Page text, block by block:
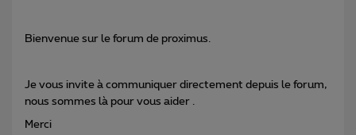
Bienvenue sur le forum de proximus.
Je vous invite à communiquer directement depuis le forum,
nous sommes là pour vous aider .
Merci